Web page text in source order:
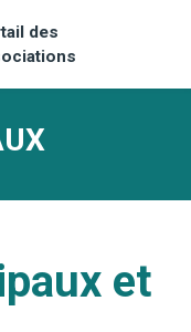
des
et